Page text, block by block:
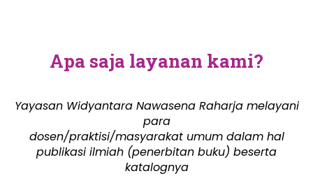
Apa saja layanan kami?
Yayasan Widyantara Nawasena Raharja melayani
para
dosen/praktisi/masyarakat umum dalam hal
publikasi ilmiah (penerbitan buku) beserta
katalognya